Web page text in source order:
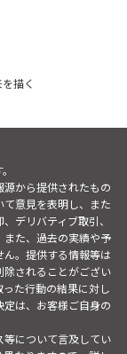
描く
から提供されたもの
意見を表明し、また
デリバティブ取引、
た、過去の実績や予
。提供する情報等は
されることがござい
た行動の結果に対し
は、お客様ご自身の
について言及してい